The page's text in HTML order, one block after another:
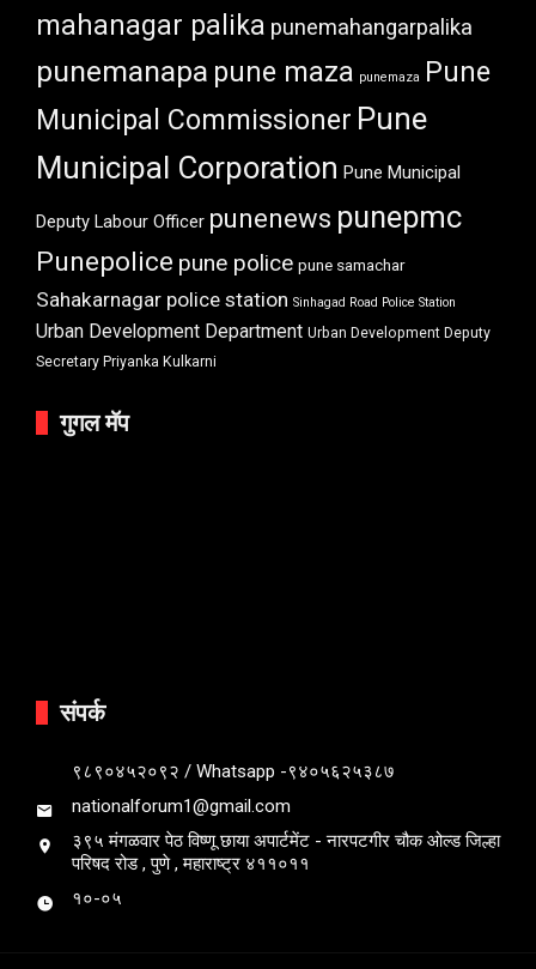
mahanagar palika punemahangarpalika
punemanapa pune maza punemaza Pune
Municipal Commissioner Pune
Municipal Corporation Pune Municipal
Deputy Labour Officer punenews punepmc
Punepolice pune police pune samachar
Sahakarnagar police station Sinhagad Road Police Station
Urban Development Department Urban Development Deputy
Secretary Priyanka Kulkarni
गुगल मॅप
संपर्क
९८९०४५२०९२ / Whatsapp -९४०५६२५३८७
nationalforum1@gmail.com
३९५ मंगळवार पेठ विष्णू छाया अपार्टमेंट - नारपटगीर चौक ओल्ड जिल्हा
परिषद रोड , पुणे , महाराष्ट्र ४११०११
१०-०५